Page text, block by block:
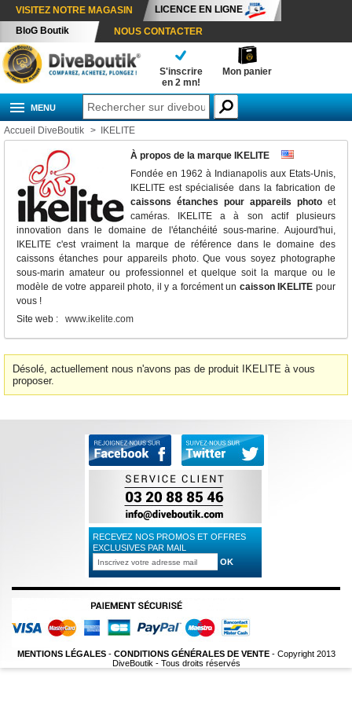
VISITEZ NOTRE MAGASIN
LICENCE EN LIGNE
BloG Boutik
NOUS CONTACTER
S'inscrire
en 2 mn!
Mon panier
MENU
Accueil DiveBoutik > IKELITE
À propos de la marque IKELITE
Fondée en 1962 à Indianapolis aux Etats-Unis,
IKELITE est spécialisée dans la fabrication de
caissons étanches pour appareils photo et
caméras. IKELITE a à son actif plusieurs
innovation dans le domaine de l'étanchéité sous-marine. Aujourd'hui,
IKELITE c'est vraiment la marque de référence dans le domaine des
caissons étanches pour appareils photo. Que vous soyez photographe
sous-marin amateur ou professionnel et quelque soit la marque ou le
modèle de votre appareil photo, il y a forcément un caisson IKELITE pour
vous !
Site web : www.ikelite.com
Désolé, actuellement nous n'avons pas de produit IKELITE à vous
proposer.
RECEVEZ NOS PROMOS ET OFFRES
EXCLUSIVES PAR MAIL
MENTIONS LÉGALES- CONDITIONS GÉNÉRALES DE VENTE- Copyright 2013
DiveBoutik - Tous droits réservés